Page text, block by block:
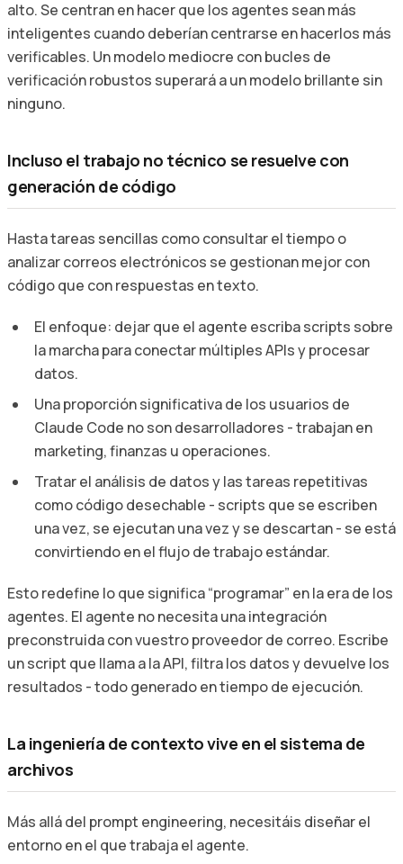
alto. Se centran en hacer que los agentes sean más
inteligentes cuando deberían centrarse en hacerlos más
verificables. Un modelo mediocre con bucles de
verificación robustos superará a un modelo brillante sin
ninguno.
Incluso el trabajo no técnico se resuelve con
generación de código
Hasta tareas sencillas como consultar el tiempo o
analizar correos electrónicos se gestionan mejor con
código que con respuestas en texto.
El enfoque: dejar que el agente escriba scripts sobre
la marcha para conectar múltiples APIs y procesar
datos.
Una proporción significativa de los usuarios de
Claude Code no son desarrolladores - trabajan en
marketing, finanzas u operaciones.
Tratar el análisis de datos y las tareas repetitivas
como código desechable - scripts que se escriben
una vez, se ejecutan una vez y se descartan - se está
convirtiendo en el flujo de trabajo estándar.
Esto redefine lo que significa “programar” en la era de los
agentes. El agente no necesita una integración
preconstruida con vuestro proveedor de correo. Escribe
un script que llama a la API, filtra los datos y devuelve los
resultados - todo generado en tiempo de ejecución.
La ingeniería de contexto vive en el sistema de
archivos
Más allá del prompt engineering, necesitáis diseñar el
entorno en el que trabaja el agente.